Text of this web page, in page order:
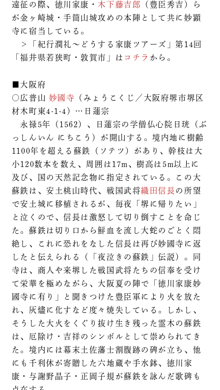
遠征の際、徳川家康・ 木下藤吉郎
（豊臣秀吉）ら
が金ヶ崎城・手筒山城攻めの本陣として共に妙顕
寺に宿当している。
＞「紀行潤礼～どうする家康ツアーズ」第14回
「福井県若狭町・敦賀市」は コチラ から。
■大阪府
○広普山 妙國寺
（みょうこくじ／大阪府堺市堺区
材木町東4-1-4）…日蓮宗
永禄5年（1562）、日蓮宗の学僧仏心院日珖（ぶ
っしんいん にちこう）が開山する。境内地に樹齢
1100年を超える蘇鉄（ソテツ）があり、幹枝は大
小120数本を数え、周囲は17m、樹高は5m以上に
及び、国の天然記念物に指定されている。この大
蘇鉄は、安土桃山時代、戦国武将織田信長の所望
で安土城に移植されるが、毎夜「堺に帰りたい」
と泣くので、信長は激怒して切り倒すことを命じ
た。蘇鉄は切り口から鮮血を流し大蛇のごとく悶
絶し、これに恐れをなした信長は再び妙國寺に返
したと伝えられる（「夜泣きの蘇鉄」伝説）。同
寺は、商人や来堺した戦国武将たちの信奉を受け
て栄華を極めながら、大阪夏の陣で「徳川家康妙
國寺に有り」と聞きつけた豊臣軍により火を放た
れ、灰燼に化すなど度々焼失している。しかし、
そうした大火をくぐり抜け生き残った霊木の蘇鉄
は、厄除け・吉祥のシンボルとして崇められてき
た。境内には幕末土佐藩士割腹跡の碑が立ち、他
にも千利休が寄贈した六地蔵や手水鉢、徳川家
康・与謝野晶子・正岡子規が蘇鉄を詠んだ歌碑も